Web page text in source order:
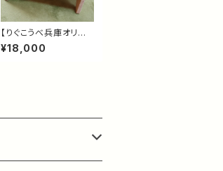
【りぐこうべ兵庫オリジ
ナル】木もれび ニャンも
っくベッド｜国産間伐材
¥18,000